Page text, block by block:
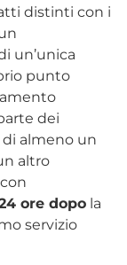
distinti con i
un’unica
punto
dei
di almeno un
altro
ore dopola
servizio